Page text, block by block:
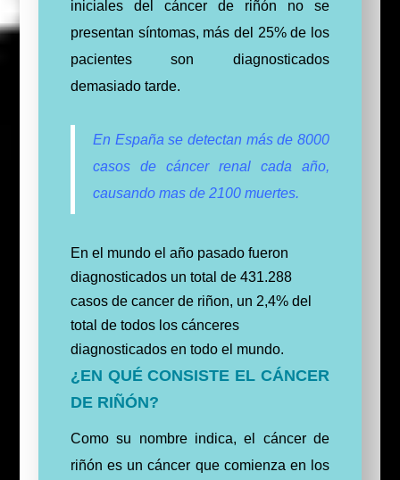
iniciales del cáncer de riñón no se
presentan síntomas, más del 25% de los
pacientes son diagnosticados
demasiado tarde.
En España se detectan más de 8000
casos de cáncer renal cada año,
causando mas de 2100 muertes.
En el mundo el año pasado fueron
diagnosticados un total de 431.288
casos de cancer de riñon, un 2,4% del
total de todos los cánceres
diagnosticados en todo el mundo.
¿EN QUÉ CONSISTE EL CÁNCER
DE RIÑÓN?
Como su nombre indica, el cáncer de
riñón es un cáncer que comienza en los